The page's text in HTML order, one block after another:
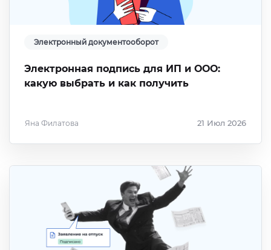
Электронный документооборот
Электронная подпись для ИП и ООО:
какую выбрать и как получить
Яна Филатова 21 Июл 2026